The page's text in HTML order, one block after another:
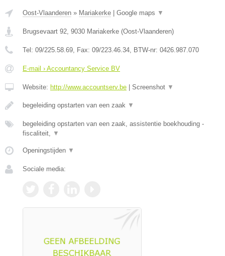
Oost-Vlaanderen » Mariakerke Google maps ▼
Brugsevaart 92 9030 Mariakerke (Oost-Vlaanderen)
Tel: 09/225.58.69 , Fax: 09/223.46.34 , BTW-nr: 0426.987.070
E-mail › Accountancy Service BV
Website: http://www.accountserv.be Screenshot ▼
begeleiding opstarten van een zaak ▼
begeleiding opstarten van een zaak, assistentie boekhouding -
fiscaliteit,
▼
Openingstijden ▼
Sociale media: